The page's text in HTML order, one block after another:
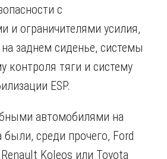
с
и ограничителями усилия,
заднем сиденье, системы
контроля тяги и систему
ESP.
автомобилями на
среди прочего, Ford
Koleos или Toyota